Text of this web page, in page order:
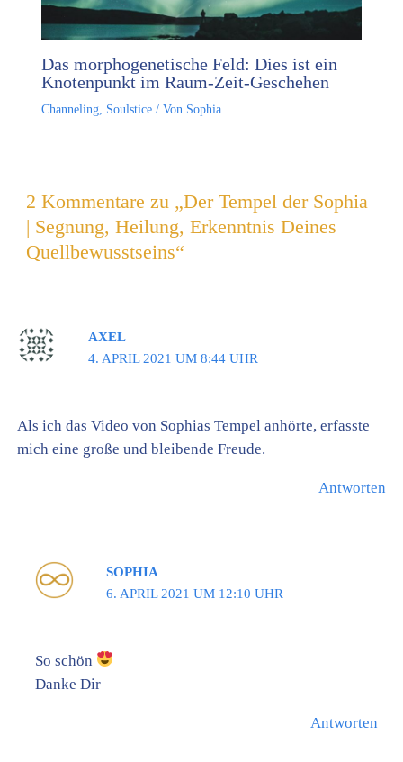
Das morphogenetische Feld: Dies ist ein
Knotenpunkt im Raum-Zeit-Geschehen
Channeling, Soulstice/ Von Sophia
2 Kommentare zu „Der Tempel der Sophia
| Segnung, Heilung, Erkenntnis Deines
Quellbewusstseins“
AXEL
4. APRIL 2021 UM 8:44 UHR
Als ich das Video von Sophias Tempel anhörte, erfasste
mich eine große und bleibende Freude.
Antworten
SOPHIA
6. APRIL 2021 UM 12:10 UHR
So schön
Danke Dir
Antworten